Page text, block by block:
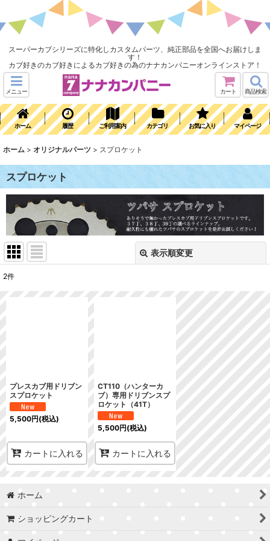
スーパーカブシリーズに特化しカスタムパーツ、純正部品を全国へお届けしま
す！
カブ好きのカブ好きによるカブ好きの為のナナカンパニーオンラインストア！
メニュー カート 商品検索
ホーム 履歴 ご利用案内 カテゴリ お気に入り マイページ
ホーム > オリジナルパーツ > スプロケット
スプロケット
表示順変更
2件
プレスカブ用ドリブン
スプロケット
5,500円(税込)
カートに入れる
CT110（ハンターカ
ブ）専用ドリブンスプ
ロケット（41T）
5,500円(税込)
カートに入れる
ホーム
ショッピングカート